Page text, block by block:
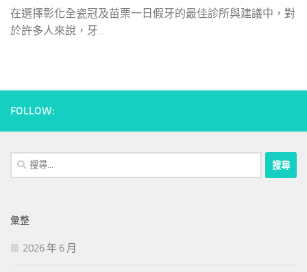
在選擇彰化全瓷冠及苗栗一日假牙的最佳診所與建議中，對
於許多人來說，牙...
FOLLOW:
搜
尋
字:
彙整
2026 年 6 月